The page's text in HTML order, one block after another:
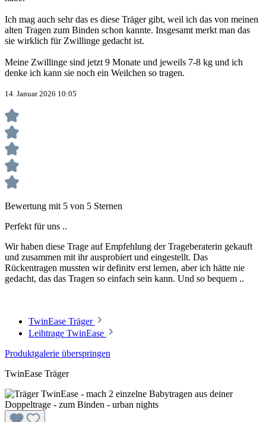
Ich mag auch sehr das es diese Träger gibt, weil ich das von meinen
alten Tragen zum Binden schon kannte. Insgesamt merkt man das
sie wirklich für Zwillinge gedacht ist.
Meine Zwillinge sind jetzt 9 Monate und jeweils 7-8 kg und ich
denke ich kann sie noch ein Weilchen so tragen.
14. Januar 2026 10:05
Bewertung mit 5 von 5 Sternen
Perfekt für uns ..
Wir haben diese Trage auf Empfehlung der Trageberaterin gekauft
und zusammen mit ihr ausprobiert und eingestellt. Das
Rückentragen mussten wir definitv erst lernen, aber ich hätte nie
gedacht, das das Tragen so einfach sein kann. Und so bequem ..
TwinEase Träger
Leihtrage TwinEase
Produktgalerie überspringen
TwinEase Träger